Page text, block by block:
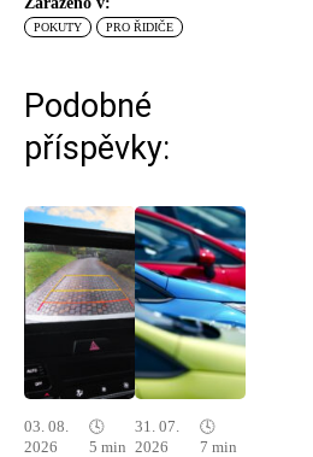
POKUTY PRO ŘIDIČE
Podobné
příspěvky:
03. 08.
2026
🕓
5 min
31. 07.
2026
🕓
7 min